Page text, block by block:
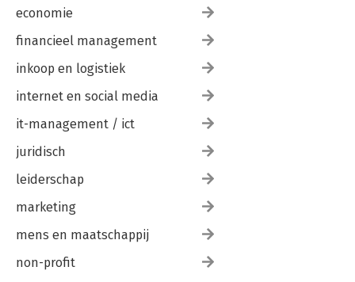
economie
financieel management
inkoop en logistiek
internet en social media
it-management / ict
juridisch
leiderschap
marketing
mens en maatschappij
non-profit